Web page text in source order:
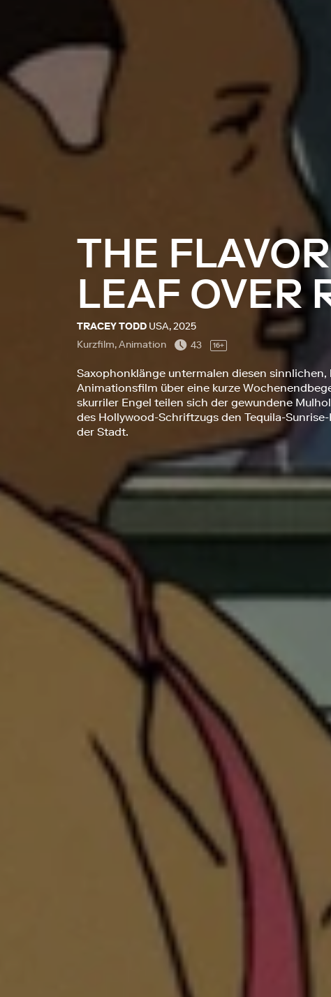
THE
LEAF OVER
TRACEY TODD USA, 2025
Kurzfilm, Animation
43 16+
Saxophonklänge untermalen diesen
Animationsfilm über eine kurze
skurriler Engel teilen sich der gewundene
des Hollywood-Schriftzugs den Tequila-
der Stadt.